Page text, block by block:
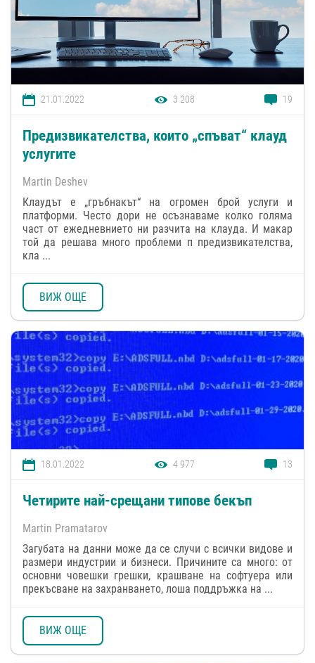
21.01.2022 3 208 19
Предизвикателства, които „спъват“ клауд
услугите
Martin Deshev
Клаудът е „гръбнакът“ на огромен брой услуги и
платформи. Често дори не осъзнаваме колко голяма
част от ежедневнието ни разчита на клауда. И макар
той да решава много проблеми п предизвикателства,
кла ...
ВИЖ ОЩЕ
18.01.2022 4 977 13
Четирите най-срещани типове бекъп
Martin Pramatarov
Загубата на данни може да се случи с всички видове и
размери индустрии и бизнеси. Причините са много: от
основни човешки грешки, крашване на софтуера или
прекъсване на захранването, лоша поддръжка на ...
ВИЖ ОЩЕ